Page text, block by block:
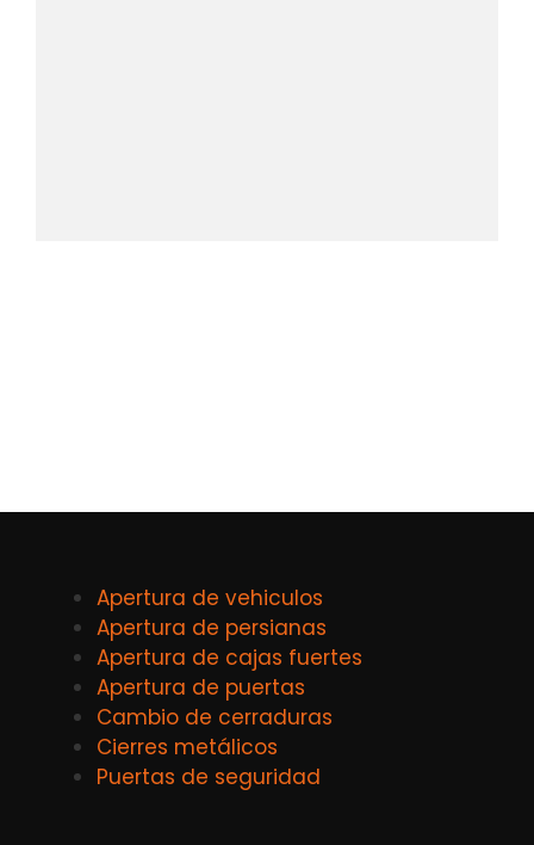
Apertura de vehiculos
Apertura de persianas
Apertura de cajas fuertes
Apertura de puertas
Cambio de cerraduras
Cierres metálicos
Puertas de seguridad